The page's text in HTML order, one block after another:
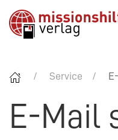
Service
E-Mail